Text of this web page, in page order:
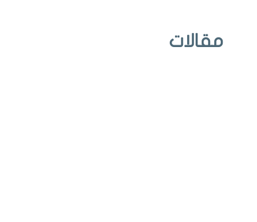
مقالات